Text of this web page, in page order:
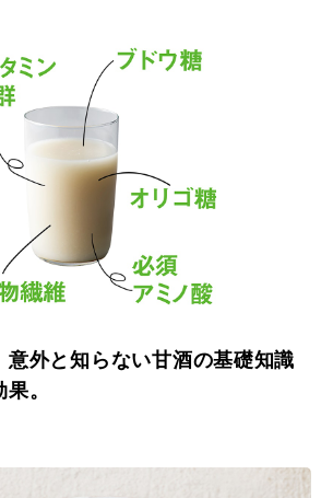
意外と知らない甘酒の基礎知識
。